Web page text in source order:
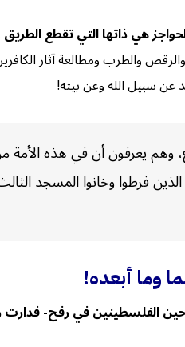
هي ذاتها التي تقطع
والرقص والطرب ومطالعة آثار
سبيل الله وعن بيته!
يعرفون أن في هذه الأمة
فرطوا وخانوا المسجد
وما أبعده!
الفلسطينين في رفح- فدارت